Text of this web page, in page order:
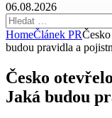
06.08.2026
Vyhledávání
HomeČlánek PR
budou pravidla a
Česko
Jaká budou